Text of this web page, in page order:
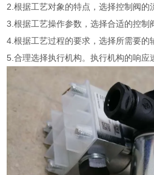
2.根据工艺对象的特点，选择控制阀的
3.根据工艺操作参数，选择合适的控制
4.根据工艺过程的要求，选择所需要的
5.合理选择执行机构。执行机构的响应